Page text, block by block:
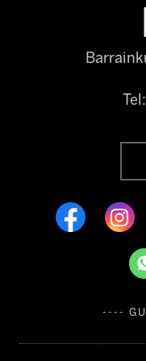
Tel:
----